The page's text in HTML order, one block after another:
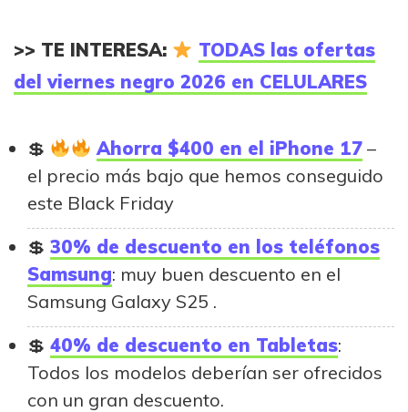
>> TE INTERESA:
TODAS las ofertas
del viernes negro 2026 en CELULARES
Ahorra $400 en el iPhone 17–
el precio más bajo que hemos conseguido
este Black Friday
30% de descuento en los teléfonos
Samsung: muy buen descuento en el
Samsung Galaxy S25 .
40% de descuento en Tabletas:
Todos los modelos deberían ser ofrecidos
con un gran descuento.